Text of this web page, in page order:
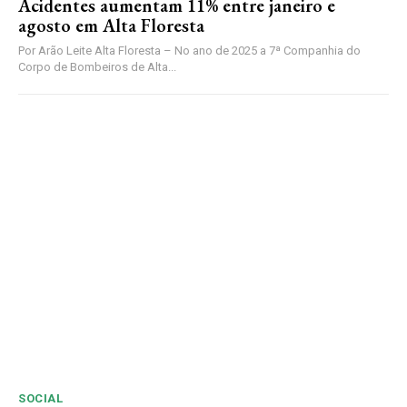
Acidentes aumentam 11% entre janeiro e
agosto em Alta Floresta
Por Arão Leite Alta Floresta – No ano de 2025 a 7ª Companhia do
Corpo de Bombeiros de Alta...
SOCIAL